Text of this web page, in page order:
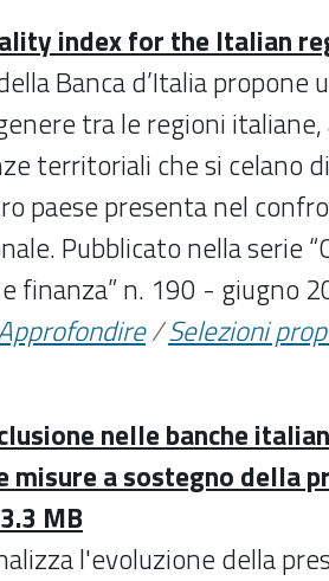
index for the Italian
Banca d’Italia propone
tra le regioni
territoriali che si celano
paese presenta nel
Pubblicato nella serie
finanza” n. 190 - giugno
/Selezioni
nelle banche
misure a sostegno della
MB
l'evoluzione della